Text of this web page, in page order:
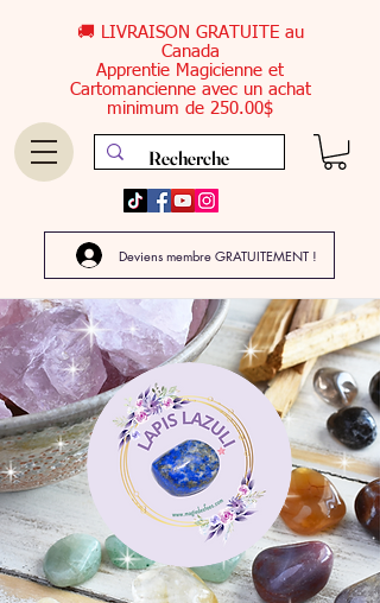
🚚 LIVRAISON GRATUITE au
Canada
Apprentie Magicienne et
Cartomancienne avec un achat
minimum de 250.00$
Deviens membre GRATUITEMENT !